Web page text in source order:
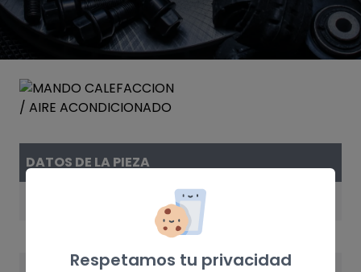
DATOS DE LA PIEZA
Respetamos tu privacidad